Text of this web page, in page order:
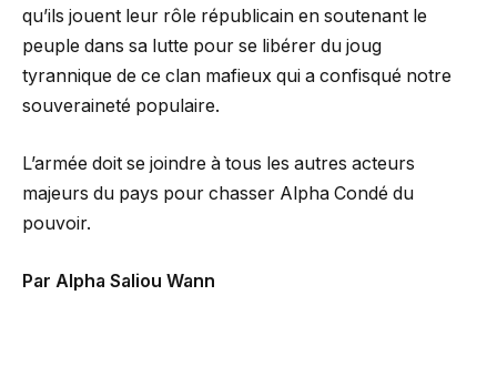
qu’ils jouent leur rôle républicain en soutenant le
peuple dans sa lutte pour se libérer du joug
tyrannique de ce clan mafieux qui a confisqué notre
souveraineté populaire.
L’armée doit se joindre à tous les autres acteurs
majeurs du pays pour chasser Alpha Condé du
pouvoir.
Par Alpha Saliou Wann